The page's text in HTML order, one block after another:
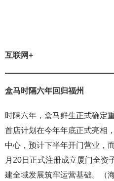
互联网+
盒马时隔六年回归福州
时隔六年，盒马鲜生正式确定
首店计划在今年年底正式亮相
中心，预计下半年开门营业，
月20日正式注册成立厦门全资
建全域发展筑牢运营基础。（海